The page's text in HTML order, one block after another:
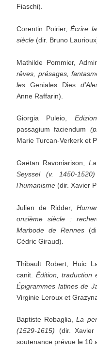
Fiaschi).
Corentin Poirier,Écrire
siècle (dir. Bruno
Mathilde Pommier,
rêves, présages,
les Geniales Dies
Anne Raffarin).
Giorgia Puleio,
passagium faciendum
Marie Turcan-Verkerk et
Gaëtan Ravoniarison,
Seyssel (v. 1450-
l’humanisme (dir. Xavier
Julien de Ridder,
onzième siècle :
Marbode de Rennes
Cédric Giraud).
Thibault Robert, Huic
canit.Édition, traduction
Épigrammes latines de
Virginie Leroux et
Baptiste Robaglia,La
(1529-1615) (dir.
soutenance prévue le 10